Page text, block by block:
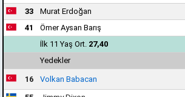
33
Murat Erdoğan
41
Ömer Aysan Barış
İlk 11 Yaş Ort. 27,40
Yedekler
16
Volkan Babacan